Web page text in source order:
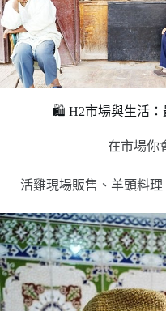
🛍️ H2市場與生活：
在市場你
活雞現場販售、羊頭料